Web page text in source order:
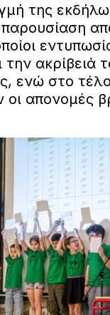
της
την ακρίβειά
ενώ στο
απονομές